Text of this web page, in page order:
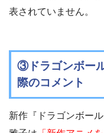
表されていません。
③ドラゴンボー
際のコメント
新作『ドラゴンボー